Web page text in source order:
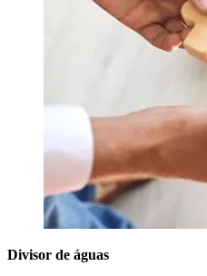
Divisor de águas